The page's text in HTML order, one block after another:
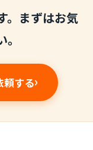
。まずはお気
頼する